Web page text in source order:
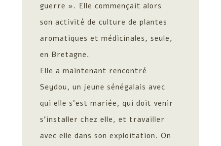
guerre ». Elle commençait alors
son activité de culture de plantes
aromatiques et médicinales, seule,
en Bretagne.
Elle a maintenant rencontré
Seydou, un jeune sénégalais avec
qui elle s’est mariée, qui doit venir
s’installer chez elle, et travailler
avec elle dans son exploitation. On